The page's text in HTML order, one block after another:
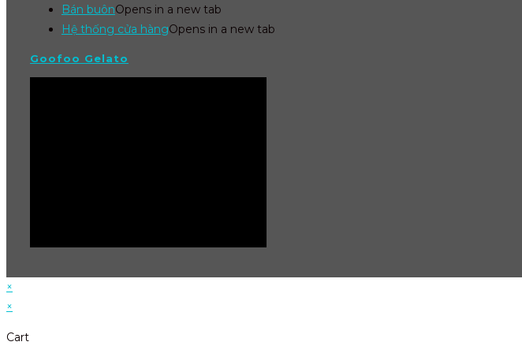
Bán buônOpens in a new tab
Hệ thống cửa hàngOpens in a new tab
Goofoo Gelato
×
×
Cart